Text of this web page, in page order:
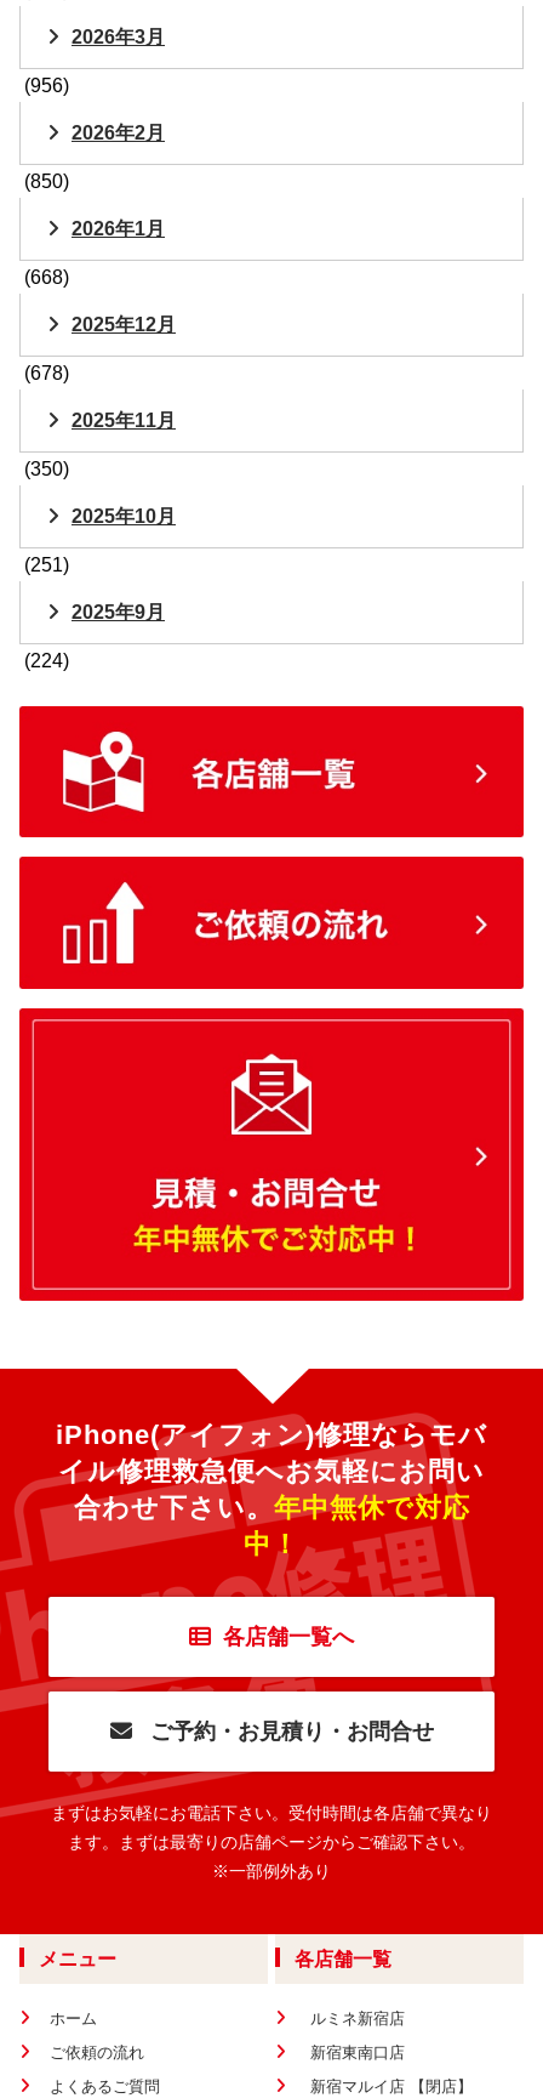
2026年3月
(956)
2026年2月
(850)
2026年1月
(668)
2025年12月
(678)
2025年11月
(350)
2025年10月
(251)
2025年9月
(224)
iPhone(アイフォン)修理ならモバ
イル修理救急便へお気軽にお問い
合わせ下さい。 年中無休で対応
中！
各店舗一覧へ
ご予約・お見積り・お問合せ
まずはお気軽にお電話下さい。 受付時間は各店舗で異なり
ます。
まずは最寄りの店舗ページからご確認下さい。
※一部例外あり
メニュー
ホーム
ご依頼の流れ
よくあるご質問
各店舗一覧
ルミネ新宿店
新宿東南口店
新宿マルイ店 【閉店】